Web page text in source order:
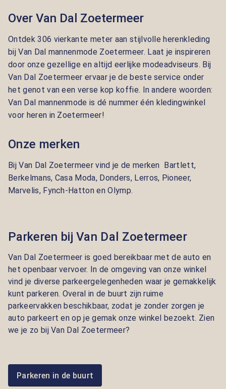
Over Van Dal Zoetermeer
Ontdek 306 vierkante meter aan stijlvolle herenkleding
bij Van Dal mannenmode Zoetermeer. Laat je inspireren
door onze gezellige en altijd eerlijke modeadviseurs. Bij
Van Dal Zoetermeer ervaar je de beste service onder
het genot van een verse kop koffie. In andere woorden:
Van Dal mannenmode is dé nummer één kledingwinkel
voor heren in Zoetermeer!
Onze merken
Bij Van Dal Zoetermeer vind je de merken Bartlett,
Berkelmans, Casa Moda, Donders, Lerros, Pioneer,
Marvelis, Fynch-Hatton en Olymp.
Parkeren bij Van Dal Zoetermeer
Van Dal Zoetermeer is goed bereikbaar met de auto en
het openbaar vervoer. In de omgeving van onze winkel
vind je diverse parkeergelegenheden waar je gemakkelijk
kunt parkeren. Overal in de buurt zijn ruime
parkeervakken beschikbaar, zodat je zonder zorgen je
auto parkeert en op je gemak onze winkel bezoekt. Zien
we je zo bij Van Dal Zoetermeer?
Parkeren in de buurt